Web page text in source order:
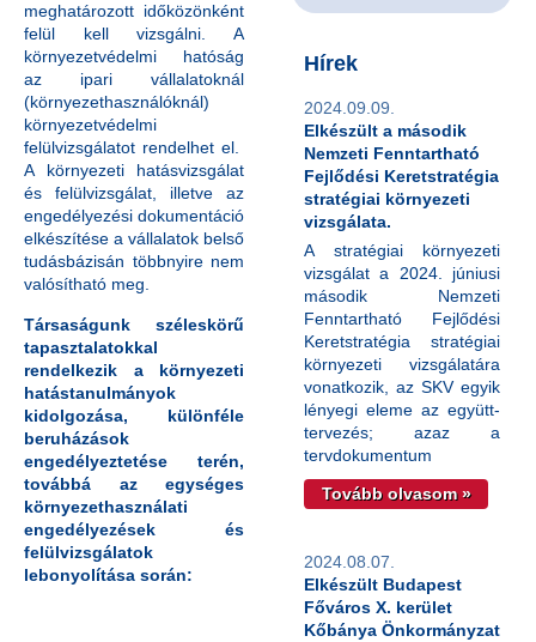
Hírek
Elkészült a második
Nemzeti Fenntartható
Fejlődési Keretstratégia
stratégiai környezeti
vizsgálata.
2024.09.09.
A stratégiai környezeti
vizsgálat a 2024. júniusi
második Nemzeti
Fenntartható Fejlődési
Keretstratégia stratégiai
környezeti vizsgálatára
vonatkozik, az SKV egyik
lényegi eleme az együtt-
tervezés; azaz a
tervdokumentum
Tovább olvasom »
Elkészült Budapest
Főváros X. kerület
Kőbánya Önkormányzat
2024.08.07.
meghatározott időközönként
felül kell vizsgálni. A
környezetvédelmi hatóság
az ipari vállalatoknál
(környezethasználóknál)
környezetvédelmi
felülvizsgálatot rendelhet el.
A környezeti hatásvizsgálat
és felülvizsgálat, illetve az
engedélyezési dokumentáció
elkészítése a vállalatok belső
tudásbázisán többnyire nem
valósítható meg.
Társaságunk széleskörű
tapasztalatokkal
rendelkezik a környezeti
hatástanulmányok
kidolgozása, különféle
beruházások
engedélyeztetése terén,
továbbá az egységes
környezethasználati
engedélyezések és
felülvizsgálatok
lebonyolítása során: